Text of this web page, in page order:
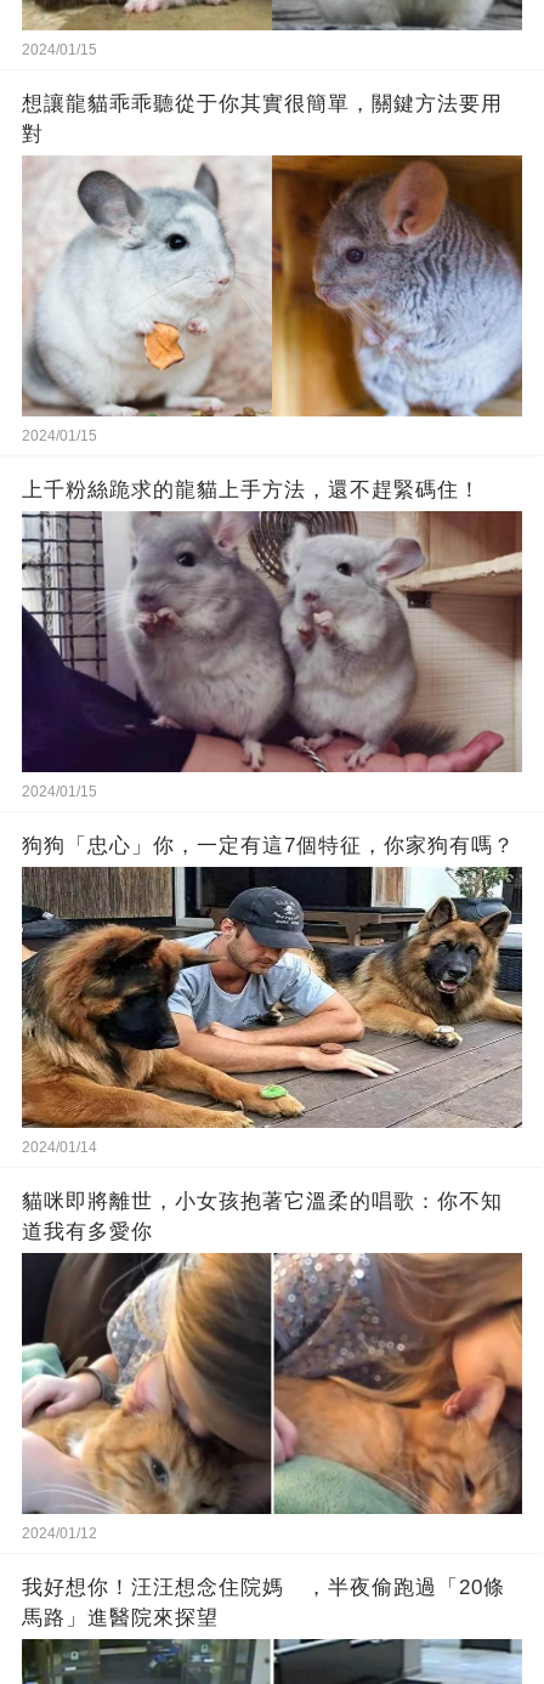
2024/01/15
想讓龍貓乖乖聽從于你其實很簡單，關鍵方法要用
對
2024/01/15
上千粉絲跪求的龍貓上手方法，還不趕緊碼住！
2024/01/15
狗狗「忠心」你，一定有這7個特征，你家狗有嗎？
2024/01/14
貓咪即將離世，小女孩抱著它溫柔的唱歌：你不知
道我有多愛你
2024/01/12
我好想你！汪汪想念住院媽 ，半夜偷跑過「20條
馬路」進醫院來探望